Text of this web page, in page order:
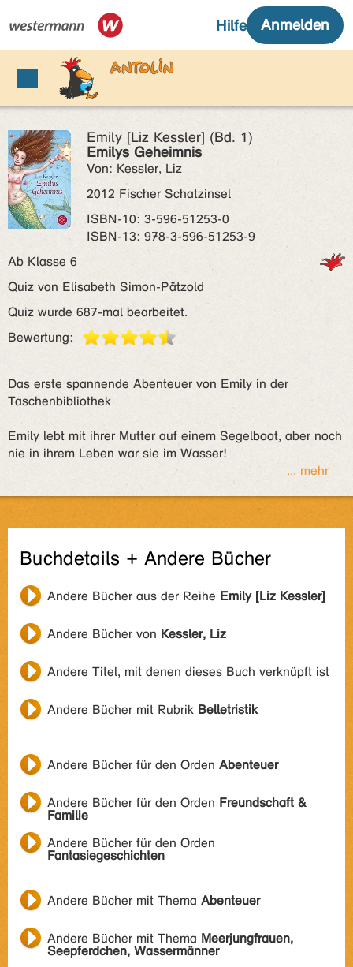
Emily [Liz Kessler] (Bd. 1)
Emilys Geheimnis
Von: Kessler, Liz
2012 Fischer Schatzinsel
ISBN‑10: 3-596-51253-0
ISBN‑13: 978-3-596-51253-9
Ab Klasse 6
Quiz von Elisabeth Simon-Pätzold
Quiz wurde 687-mal bearbeitet.
Bewertung:
Das erste spannende Abenteuer von Emily in der
Taschenbibliothek
Emily lebt mit ihrer Mutter auf einem Segelboot, aber noch
nie in ihrem Leben war sie im Wasser!
... mehr
Buchdetails + Andere Bücher
Andere Bücher aus der Reihe Emily [Liz Kessler]
Andere Bücher von Kessler, Liz
Andere Titel, mit denen dieses Buch verknüpft ist
Andere Bücher mit Rubrik Belletristik
Andere Bücher für den Orden Abenteuer
Andere Bücher für den Orden Freundschaft &
Familie
Andere Bücher für den Orden
Fantasiegeschichten
Andere Bücher mit Thema Abenteuer
Andere Bücher mit Thema Meerjungfrauen,
Seepferdchen, Wassermänner